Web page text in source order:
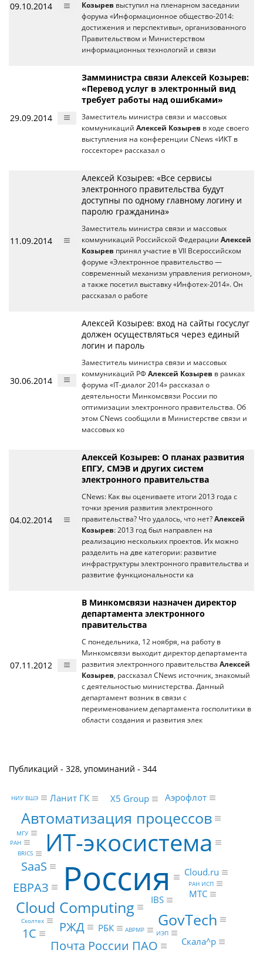
09.10.2014
Козырев выступил на пленарном заседании
форума «Информационное общество-2014:
достижения и перспективы», организованного
Правительством и Министерством
информационных технологий и связи
29.09.2014
Замминистра связи Алексей Козырев:
«Перевод услуг в электронный вид
требует работы над ошибками»
Заместитель министра связи и массовых
коммуникаций Алексей Козырев в ходе своего
выступления на конференции CNews «ИКТ в
госсекторе» рассказал о
11.09.2014
Алексей Козырев: «Все сервисы
электронного правительства будут
доступны по одному главному логину и
паролю гражданина»
Заместитель министра связи и массовых
коммуникаций Российской Федерации Алексей
Козырев принял участие в VII Всероссийском
форуме «Электронное правительство —
современный механизм управления регионом»,
а также посетил выставку «Инфотех-2014». Он
рассказал о работе
30.06.2014
Алексей Козырев: вход на сайты госуслуг
должен осуществляться через единый
логин и пароль
Заместитель министра связи и массовых
коммуникаций РФ Алексей Козырев в рамках
форума «IT-диалог 2014» рассказал о
деятельности Минкомсвязи России по
оптимизации электронного правительства. Об
этом CNews сообщили в Министерстве связи и
массовых ко
04.02.2014
Алексей Козырев: О планах развития
ЕПГУ, СМЭВ и других систем
электронного правительства
CNews: Как вы оцениваете итоги 2013 года с
точки зрения развития электронного
правительства? Что удалось, что нет? Алексей
Козырев: 2013 год был направлен на
реализацию нескольких проектов. Их можно
разделить на две категории: развитие
инфраструктуры электронного правительства и
развитие функциональности ка
07.11.2012
В Минкомсвязи назначен директор
департамента электронного
правительства
С понедельника, 12 ноября, на работу в
Минкомсвязи выходит директор департамента
развития электронного правительства Алексей
Козырев, рассказал CNews источник, знакомый
с деятельностью министерства. Данный
департамент возник в связи с
переименованием департамента госполитики в
области создания и развития элек
Публикаций - 328, упоминаний - 344
Россия
ИТ-экосистема
Cloud Computing
Автоматизация процессов
GovTech
SaaS
ЕВРАЗ
1С
Почта России ПАО
РЖД РБК
МТС
Cloud.ru
Скала^р
Аэрофлот
X5 Group
IBS
Ланит ГК
ABPMP
РАН
РАН ИСП
BRICS
МГУ
Сколтех
НИУ ВШЭ
ИЭП